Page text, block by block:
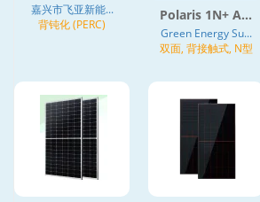
嘉兴市飞亚新能...
背钝化 (PERC)
Polaris 1N+ A...
Green Energy Su...
双面, 背接触式, N型